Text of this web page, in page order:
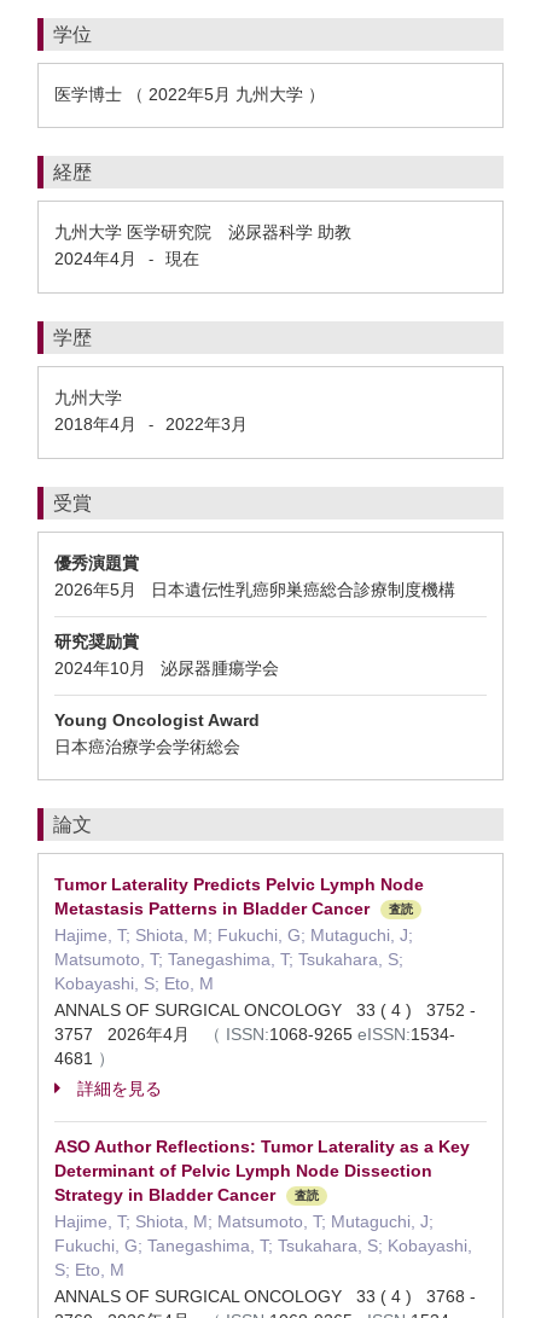
学位
医学博士 （ 2022年5月 九州大学 ）
経歴
九州大学 医学研究院 泌尿器科学 助教
2024年4月
- 現在
学歴
九州大学
2018年4月
- 2022年3月
受賞
優秀演題賞
2026年5月 日本遺伝性乳癌卵巣癌総合診療制度機構
研究奨励賞
2024年10月 泌尿器腫瘍学会
Young Oncologist Award
日本癌治療学会学術総会
論文
Tumor Laterality Predicts Pelvic Lymph Node
Metastasis Patterns in Bladder Cancer
査読
Hajime, T; Shiota, M; Fukuchi, G; Mutaguchi, J;
Matsumoto, T; Tanegashima, T; Tsukahara, S;
Kobayashi, S; Eto, M
ANNALS OF SURGICAL ONCOLOGY 33 ( 4 ) 3752 -
3757 2026年4月
（ ISSN:1068-9265 eISSN:1534-
4681 ）
詳細を見る
ASO Author Reflections: Tumor Laterality as a Key
Determinant of Pelvic Lymph Node Dissection
Strategy in Bladder Cancer
査読
Hajime, T; Shiota, M; Matsumoto, T; Mutaguchi, J;
Fukuchi, G; Tanegashima, T; Tsukahara, S; Kobayashi,
S; Eto, M
ANNALS OF SURGICAL ONCOLOGY 33 ( 4 ) 3768 -